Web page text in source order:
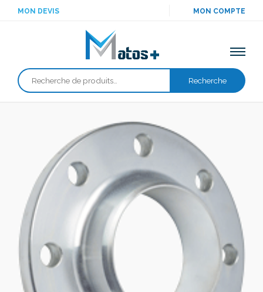
MON DEVIS MON COMPTE
Recherche
Recherche